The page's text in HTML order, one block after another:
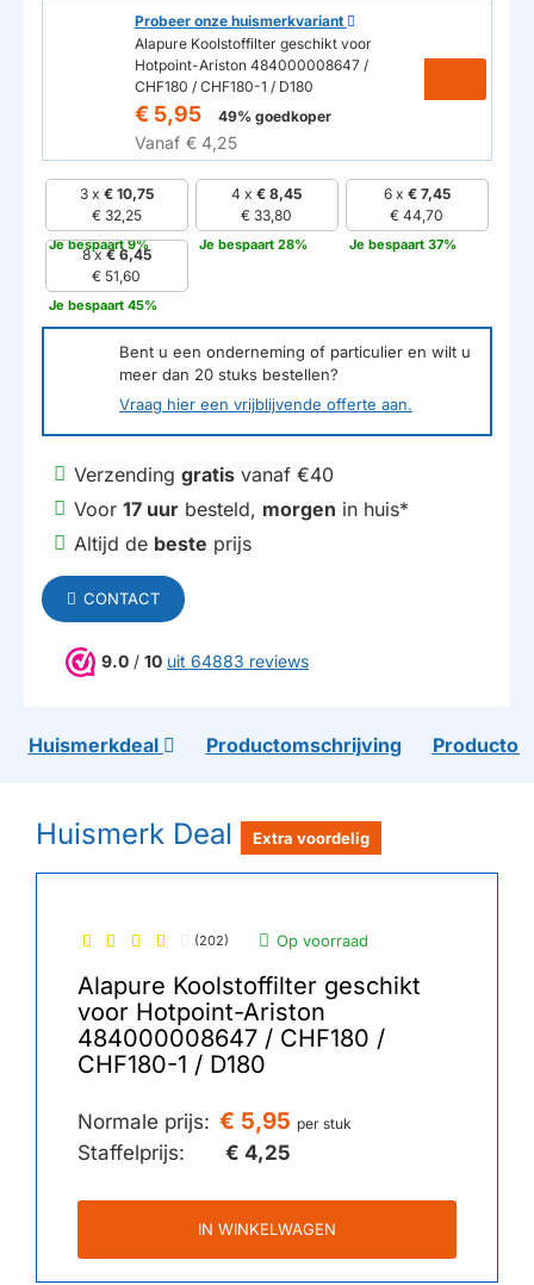
Probeer onze huismerkvariant
Alapure Koolstoffilter geschikt voor
Hotpoint-Ariston 484000008647 /
CHF180 / CHF180-1 / D180
€ 5,95 49% goedkoper
Vanaf € 4,25
3 x € 10,75
€ 32,25
Je bespaart 9%
4 x€ 8,45
€ 33,80
Je bespaart 28%
6 x € 7,45
€ 44,70
Je bespaart 37%
8 x€ 6,45
€ 51,60
Je bespaart 45%
Bent u een onderneming of particulier en wilt u
meer dan 20 stuks bestellen?
Vraag hier een vrijblijvende offerte aan.
Verzending gratis vanaf €40
Voor 17 uur besteld, morgen in huis*
Altijd de beste prijs
CONTACT
9.0 / 10 uit 64883 reviews
Huismerkdeal Productomschrijving
Huismerk Deal Extra voordelig
(202) Op voorraad
Alapure Koolstoffilter geschikt
voor Hotpoint-Ariston
484000008647 / CHF180 /
CHF180-1 / D180
Normale prijs: € 5,95 per stuk
Staffelprijs: € 4,25
IN WINKELWAGEN